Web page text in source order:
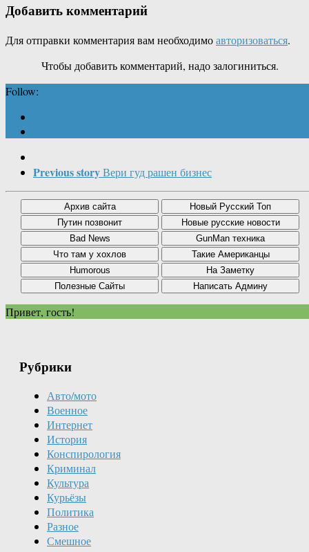
Добавить комментарий
Для отправки комментария вам необходимоавторизоваться.
Чтобы добавить комментарий, надо залогиниться.
Follow:
Previous storyВери гуд рашен бизнес
Привет, гость!
Рубрики
Авто/мото
Военное
Интернет
История
Конспирология
Криминал
Культура
Курьёзы
Политика
Разное
Смешное